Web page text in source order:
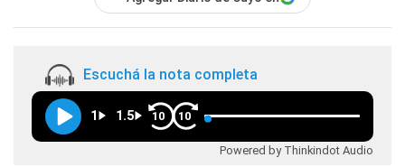
Escuchá la nota completa
1 1.5 10 10
Powered by Thinkindot Audio